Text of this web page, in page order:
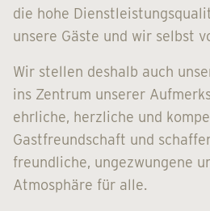
die hohe
unsere Gäste und wir selbst
Wir stellen deshalb auch
ins Zentrum unserer
ehrliche, herzliche und
Gastfreundschaft und
freundliche, ungezwungene
Atmosphäre für alle.